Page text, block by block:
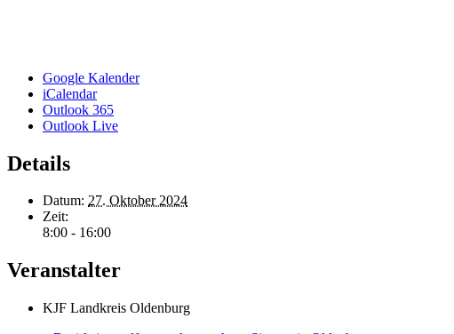
Google Kalender
iCalendar
Outlook 365
Outlook Live
Details
Datum: 27. Oktober 2024
Zeit:
8:00 - 16:00
Veranstalter
KJF Landkreis Oldenburg